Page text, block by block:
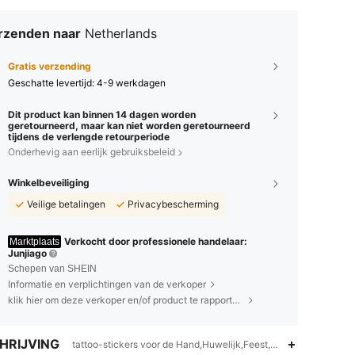
naar Netherlands
Gratis verzending
Geschatte levertijd: 4-9 werkdagen
Dit product kan binnen 14 dagen worden
geretourneerd, maar kan niet worden geretourneerd
tijdens de verlengde retourperiode
Onderhevig aan eerlijk gebruiksbeleid
Winkelbeveiliging
Veilige betalingen
Privacybescherming
Marktplaats Verkocht door professionele handelaar:
Junjiago
Schepen van SHEIN
Informatie en verplichtingen van de verkoper
klik hier om deze verkoper en/of product te rapporteren.
tattoo-stickers voor de